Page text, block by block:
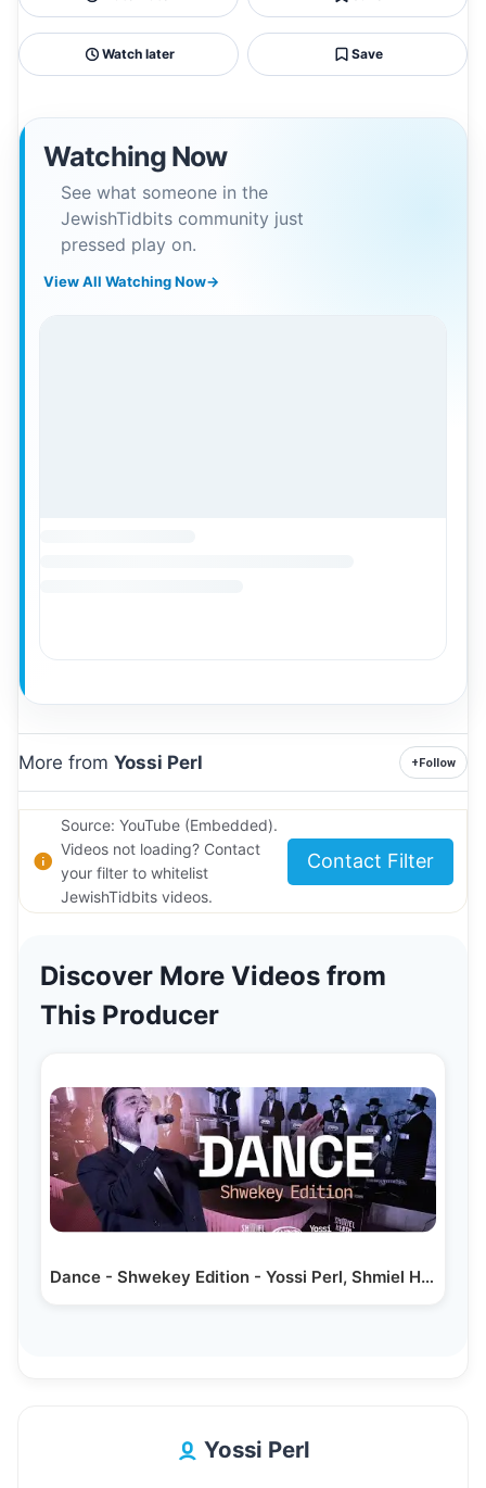
Watch later Save
Watching Now
See what someone in the
JewishTidbits community just
pressed play on.
View All Watching Now→
More from Yossi Perl +Follow
Source: YouTube (Embedded).
Videos not loading? Contact
your filter to whitelist
JewishTidbits videos.
Contact Filter
Discover More Videos from
This Producer
Dance - Shwekey Edition - Yossi Perl, Shmiel Hersh…
Yossi Perl